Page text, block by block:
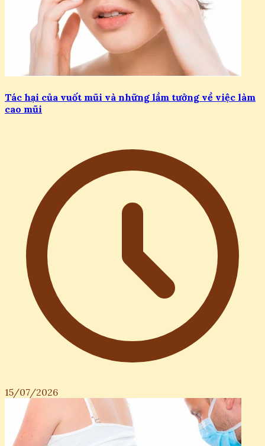
Tác hại của vuốt mũi và những lầm tưởng về việc làm
cao mũi
15/07/2026